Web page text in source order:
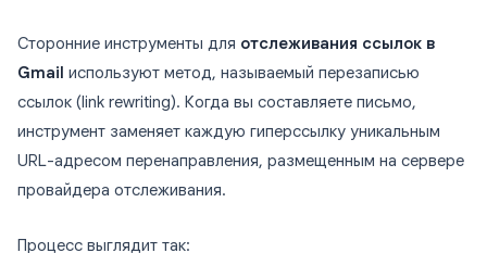
Сторонние инструменты для отслеживания ссылок в
Gmail используют метод, называемый перезаписью
ссылок (link rewriting). Когда вы составляете письмо,
инструмент заменяет каждую гиперссылку уникальным
URL-адресом перенаправления, размещенным на сервере
провайдера отслеживания.
Процесс выглядит так: